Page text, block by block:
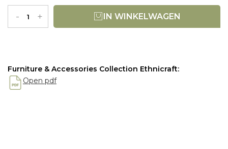
- + IN WINKELWAGEN
Furniture & Accessories Collection Ethnicraft:
Open pdf